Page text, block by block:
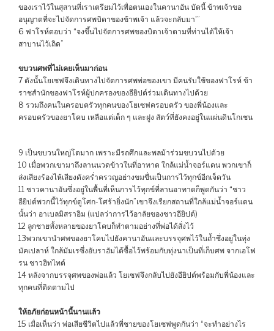
ของเราไว้ในสุสานที่เราเตรียมไว้เพื่อตนเองในคานาอัน บัดนี้ ข้าพเจ้าขอ
อนุญาตที่จะไปจัดการศพบิดาของข้าพเจ้า แล้วจะกลับมา'”
6 ฟาโรห์ตอบว่า “จงขึ้นไปจัดการศพของบิดาเจ้าตามที่ท่านได้ให้เจ้า
สาบานไว้เถิด”
ขบวนศพที่ไม่เคยเห็นมาก่อน
7 ดังนั้นโยเซฟจึงเดินทางไปจัดการศพพ่อของเขา มีคนรับใช้ของฟาโรห์ ข้า
ราชสำนักของฟาโรห์ผู้ปกครองของอียิปต์ร่วมเดินทางไปด้วย
8 รวมถึงคนในครอบครัวทุกคนของโยเซฟครอบครัว ของพี่น้องและ
ครอบครัวของยาโคบ เหลือแต่เด็ก ๆ และฝูง สัตว์ที่ยังคงอยู่ในแผ่นดินโกเชน
9 เป็นขบวนใหญ่โตมาก เพราะมีรถศึกและพลม้าร่วมขบวนไปด้วย
10 เมื่อพวกเขามาถึงลานนวดข้าวในที่อาทาด ใกล้แม่น้ำจอร์แดน พวกเขาก็
ส่งเสียงร้องไห้เสียงดังคร่ำครวญอย่างขมขื่นเป็นการไว้ทุกข์อีกเจ็ดวัน
11 ชาวคานาอันซึ่งอยู่ในพื้นที่เห็นการไว้ทุกข์ที่ลานอาทาดก็พูดกันว่า “ชาว
อียิปต์พวกนี้ไว้ทุกข์ดูโศก-โศร้ายิ่งนัก”เขาจึงเรียกสถานที่ใกล้แม่น้ำจอร์แดน
นั้นว่า อาเบลมิสราอิม (แปลว่าการไว้อาลัยของชาวอียิปต์)
12 ลูกชายทั้งหลายของยาโคบก็ทำตามอย่างที่พ่อได้สั่งไว้
13พวกเขานำศพของยาโคบไปยังคานาอันและบรรจุศพไว้ในถ้ำซึ่งอยู่ในทุ่ง
มัคเปลาห์ ใกล้มัมเรซึ่งอับราฮัมได้ซื้อไว้พร้อมกับทุ่งนาเป็นที่เก็บศพ จากเอโฟ
รน ชาวฮิทไทต์
14 หลังจากบรรจุศพของพ่อแล้ว โยเซฟจึงกลับไปยังอียิปต์พร้อมกับพี่น้องและ
ทุกคนที่ติดตามไป
ให้อภัยก่อนหน้านี้นานแล้ว
15 เมื่อเห็นว่า พ่อเสียชีวิตไปแล้วพี่ชายของโยเซฟพูดกันว่า “จะทำอย่างไร